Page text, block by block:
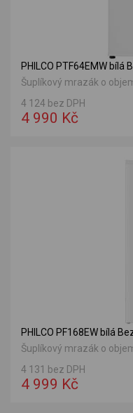
PHILCO PTF64EMW
Šuplíkový mrazák o
4 124 bez DPH
4 990 Kč
PHILCO PF168EW bílá
Šuplíkový mrazák o
4 131 bez DPH
4 999 Kč